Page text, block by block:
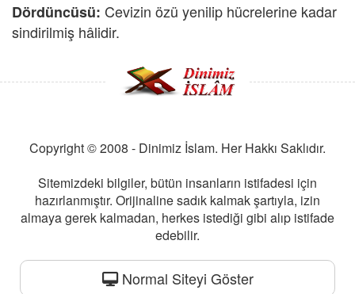
Dördüncüsü: Cevizin özü yenilip hücrelerine kadar
sindirilmiş hâlidir.
Copyright © 2008 - Dinimiz İslam. Her Hakkı Saklıdır.
Sitemizdeki bilgiler, bütün insanların istifadesi için
hazırlanmıştır. Orijinaline sadık kalmak şartıyla, izin
almaya gerek kalmadan, herkes istediği gibi alıp istifade
edebilir.
Normal Siteyi Göster